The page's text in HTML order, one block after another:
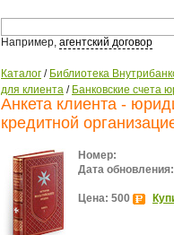
Например, агентский договор
Каталог / Библиотека
для клиента / Банковские счета
Анкета клиента -
кредитной
Номер:
Дата обновления:
Цена: 500